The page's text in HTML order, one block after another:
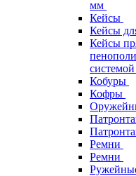
мм
Кейсы
Кейсы
Кейсы
Кобуры
Кофры
Ремни
Ремни